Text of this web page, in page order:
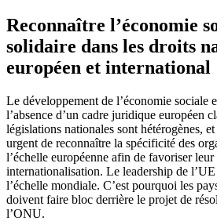
Reconnaître l’économie
solidaire dans les droits
européen et international
Le développement de l’économie sociale
l’absence d’un cadre juridique européen
législations nationales sont hétérogènes,
urgent de reconnaître la spécificité des
l’échelle européenne afin de favoriser
internationalisation. Le leadership de
l’échelle mondiale. C’est pourquoi les
doivent faire bloc derrière le projet de
l’ONU.